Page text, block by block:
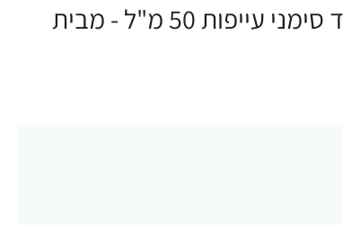
לוריאל מן אקספרט הידרה אנרגטיק ג'ל לחות נגד סימני עייפות 50 מ"ל - מבית